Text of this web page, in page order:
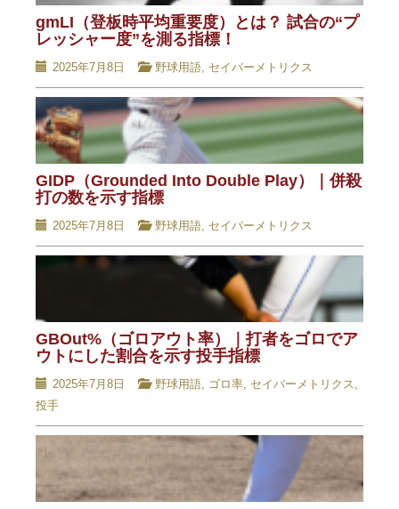
gmLI（登板時平均重要度）とは？ 試合の“プ
レッシャー度”を測る指標！
2025年7月8日 野球用語, セイバーメトリクス
GIDP（Grounded Into Double Play）｜併殺
打の数を示す指標
2025年7月8日 野球用語, セイバーメトリクス
GBOut%（ゴロアウト率）｜打者をゴロでア
ウトにした割合を示す投手指標
2025年7月8日 野球用語, ゴロ率, セイバーメトリクス,
投手